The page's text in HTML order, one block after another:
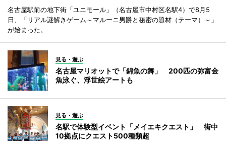
名古屋駅前の地下街「ユニモール」（名古屋市中村区名駅4）で8月5
日、「リアル謎解きゲーム～マルーニ男爵と秘密の題材（テーマ）～」
が始まった。
見る・遊ぶ
名古屋マリオットで「錦魚の舞」 200匹の弥富金
魚泳ぐ、浮世絵アートも
見る・遊ぶ
名駅で体験型イベント「メイエキクエスト」 街中
10拠点にクエスト500種類超